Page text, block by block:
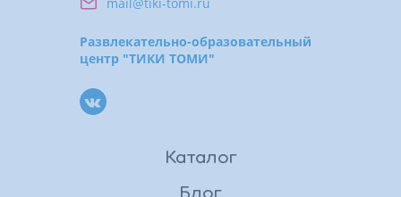
Развлекательно-образовательный
центр "ТИКИ ТОМИ"
Каталог